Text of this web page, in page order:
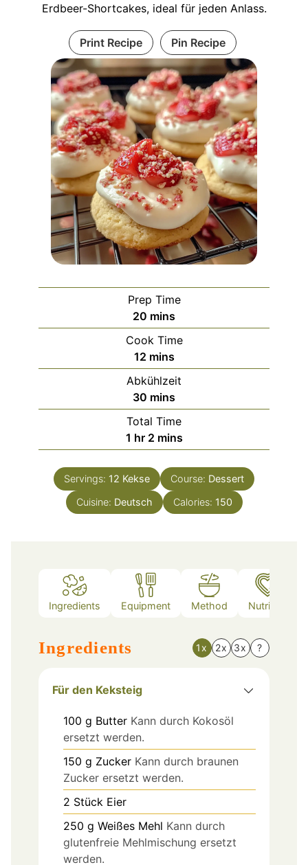
Erdbeer-Shortcakes, ideal für jeden Anlass.
Print Recipe Pin Recipe
Prep Time
20 minutes
mins
Cook Time
12minutes
mins
Abkühlzeit
30 minutes
mins
Total Time
1 hour
hr 2minutes
mins
Servings: 12 Kekse Course: Dessert
Cuisine: Deutsch Calories: 150
Ingredients Equipment Method Nutrition
Ingredients 1x 2x 3x ?
Für den Keksteig
100 g Butter Kann durch Kokosöl
ersetzt werden.
150 g Zucker Kann durch braunen
Zucker ersetzt werden.
2 Stück Eier
250 g Weißes Mehl Kann durch
glutenfreie Mehlmischung ersetzt
werden.